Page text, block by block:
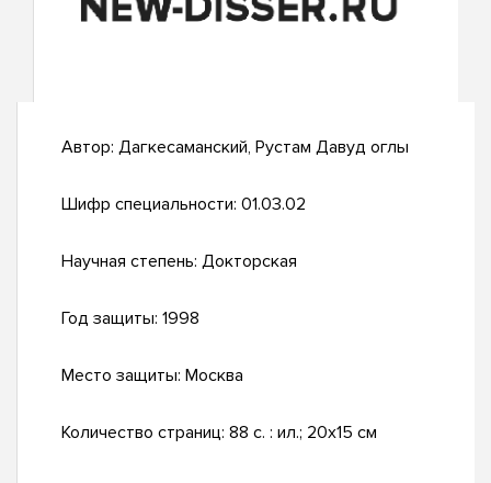
Автор: Дагкесаманский, Рустам Давуд оглы
Шифр специальности: 01.03.02
Научная степень: Докторская
Год защиты: 1998
Место защиты: Москва
Количество страниц: 88 с. : ил.; 20х15 см